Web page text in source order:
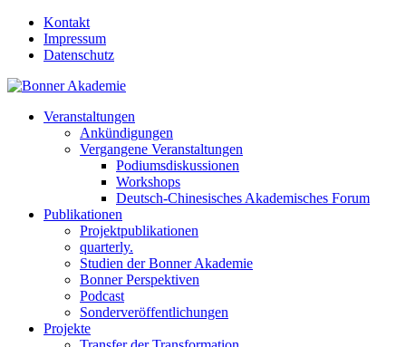
Kontakt
Impressum
Datenschutz
Veranstaltungen
Ankündigungen
Vergangene Veranstaltungen
Podiumsdiskussionen
Workshops
Deutsch-Chinesisches Akademisches Forum
Publikationen
Projektpublikationen
quarterly.
Studien der Bonner Akademie
Bonner Perspektiven
Podcast
Sonderveröffentlichungen
Projekte